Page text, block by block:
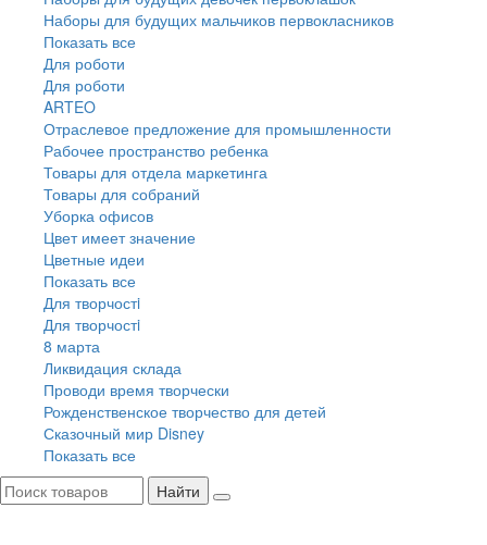
Наборы для будущих мальчиков первокласников
Показать все
Для роботи
Для роботи
ARTEO
Отраслевое предложение для промышленности
Рабочее пространство ребенка
Товары для отдела маркетинга
Товары для собраний
Уборка офисов
Цвет имеет значение
Цветные идеи
Показать все
Для творчостi
Для творчостi
8 марта
Ликвидация склада
Проводи время творчески
Рожденственское творчество для детей
Сказочный мир Disney
Показать все
Найти